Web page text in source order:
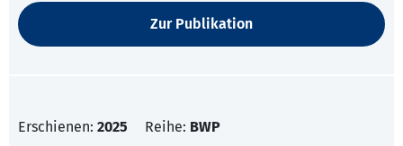
Zur Publikation
Erschienen: 2025 Reihe: BWP